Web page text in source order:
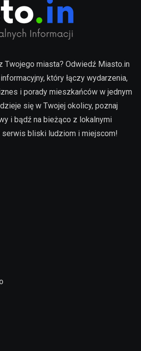
Twojego miasta? Odwiedź Miasto.in
który łączy wydarzenia,
i porady mieszkańców w jednym
się w Twojej okolicy, poznaj
i bądź na bieżąco z lokalnymi
serwis bliski ludziom i miejscom!